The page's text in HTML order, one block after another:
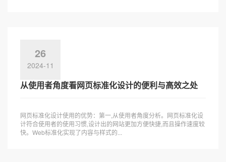
26
2024-11
从使用者角度看网页标准化设计的便利与高效之处
网页标准化设计使用的优势：第一,从使用者角度分析。网页标准化设
计符合使用者的使用习惯,设计出的网站更加方便快捷,而且操作速度较
快。Web标准化实现了内容与样式的...